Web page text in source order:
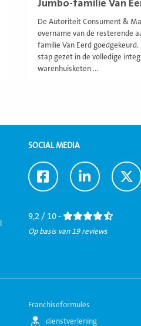
Jumbo-familie Van
De Autoriteit Consument &
overname van de resterende
familie Van Eerd
stap gezet in de volledige
warenhuisketen ...
SOCIAL MEDIA
Ga
naar
Ga
naar
Ga
naar
9,2 / 10 -
Op basis van 19 reviews
Franchiseformules
dienstverlening